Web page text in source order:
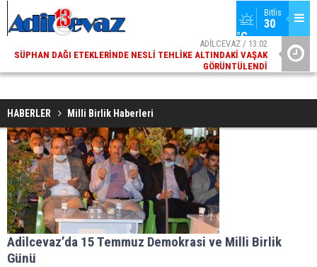
Bitlis
30
°C
ADİLCEVAZ / 13:02
SÜPHAN DAĞI ETEKLERINDE NESLI TEHLIKE ALTINDAKI VAŞAK
GÖRÜNTÜLENDI
HABERLER Milli Birlik Haberleri
Adilcevaz’da 15 Temmuz Demokrasi ve Milli Birlik
Günü